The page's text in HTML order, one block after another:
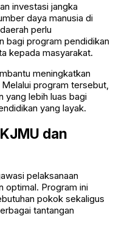
investasi jangka
daya manusia di
perlu
bagi program pendidikan
kepada masyarakat.
meningkatkan
program tersebut,
yang lebih luas bagi
yang layak.
dan
pelaksanaan
optimal. Program ini
pokok sekaligus
tantangan